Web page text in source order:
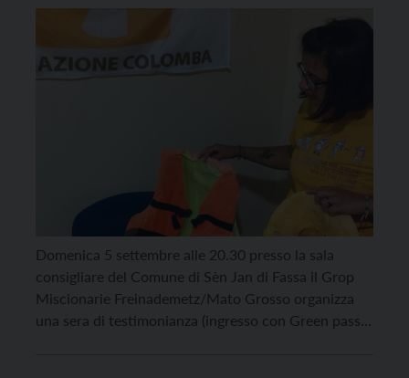
volontaria trentina
Domenica 5 settembre alle 20.30 presso la sala
consigliare del Comune di Sèn Jan di Fassa il Grop
Miscionarie Freinademetz/Mato Grosso organizza
una sera di testimonianza (ingresso con Green pass)